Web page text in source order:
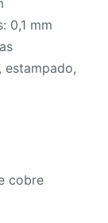
0,1 mm
estampado,
cobre